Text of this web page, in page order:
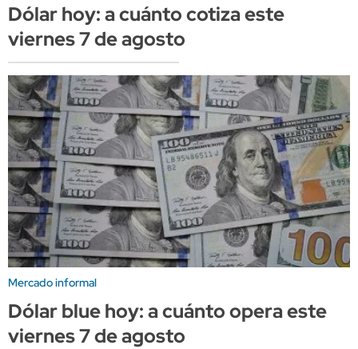
Dólar hoy: a cuánto cotiza este
viernes 7 de agosto
Mercado informal
Dólar blue hoy: a cuánto opera este
viernes 7 de agosto